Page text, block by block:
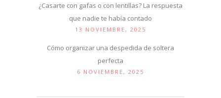
¿Casarte con gafas o con lentillas? La respuesta
que nadie te había contado
13 NOVIEMBRE, 2025
Cómo organizar una despedida de soltera
perfecta
6 NOVIEMBRE, 2025